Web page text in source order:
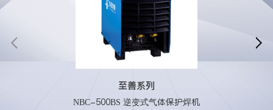
至善系列
NBC-500BS 逆变式气体保护焊机
 